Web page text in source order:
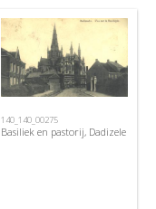
140_140_00275
Basiliek en pastorij, Dadizele